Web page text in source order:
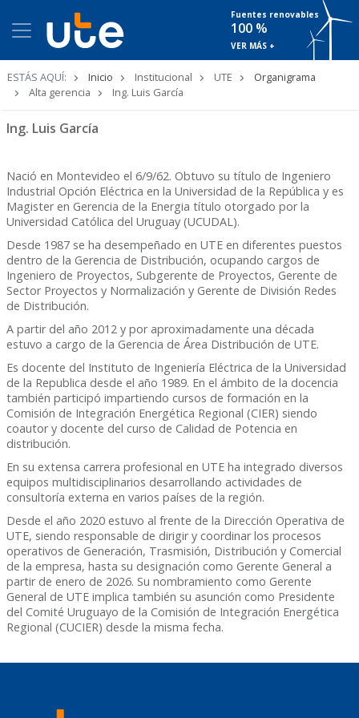
Fuentes renovables
100 %
VER MÁS +
ESTÁS AQUÍ: Inicio Institucional UTE
Organigrama
Alta gerencia
Ing. Luis García
Ing. Luis García
Nació en Montevideo el 6/9/62. Obtuvo su título de Ingeniero
Industrial Opción Eléctrica en la Universidad de la República y es
Magister en Gerencia de la Energia título otorgado por la
Universidad Católica del Uruguay (UCUDAL).
Desde 1987 se ha desempeñado en UTE en diferentes puestos
dentro de la Gerencia de Distribución, ocupando cargos de
Ingeniero de Proyectos, Subgerente de Proyectos, Gerente de
Sector Proyectos y Normalización y Gerente de División Redes
de Distribución.
A partir del año 2012 y por aproximadamente una década
estuvo a cargo de la Gerencia de Área Distribución de UTE.
Es docente del Instituto de Ingeniería Eléctrica de la Universidad
de la Republica desde el año 1989. En el ámbito de la docencia
también participó impartiendo cursos de formación en la
Comisión de Integración Energética Regional (CIER) siendo
coautor y docente del curso de Calidad de Potencia en
distribución.
En su extensa carrera profesional en UTE ha integrado diversos
equipos multidisciplinarios desarrollando actividades de
consultoría externa en varios países de la región.
Desde el año 2020 estuvo al frente de la Dirección Operativa de
UTE, siendo responsable de dirigir y coordinar los procesos
operativos de Generación, Trasmisión, Distribución y Comercial
de la empresa, hasta su designación como Gerente General a
partir de enero de 2026. Su nombramiento como Gerente
General de UTE implica también su asunción como Presidente
del Comité Uruguayo de la Comisión de Integración Energética
Regional (CUCIER) desde la misma fecha.